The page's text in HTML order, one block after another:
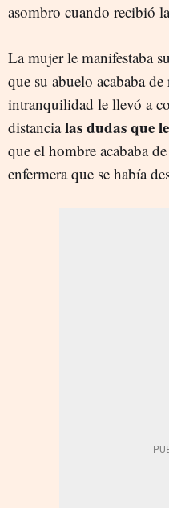
asombro cuando recibió
La mujer le manifestaba
que su abuelo acababa
intranquilidad le llevó a
distancialas dudas que
que el hombre acababa
enfermera que se había